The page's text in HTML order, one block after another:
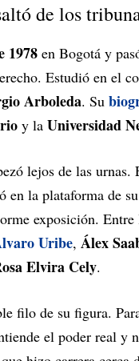
de los
1978 en Bogotá y
Estudió en el
Arboleda. Su
y la Universidad
lejos de las urnas.
en la plataforma de
exposición. Entre
Uribe, Álex
Elvira Cely.
filo de su figura.
el poder real